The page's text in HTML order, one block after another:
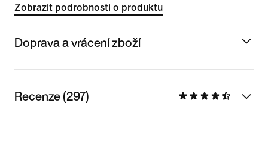
Zobrazit podrobnosti o produktu
Doprava a vrácení zboží
Recenze (297)